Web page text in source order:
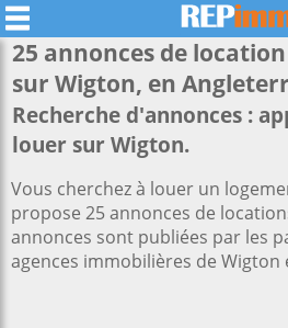
25 annonces de
sur Wigton, en
Recherche d'annonces :
louer sur Wigton.
Vous cherchez à louer un
propose 25 annonces de
annonces sont publiées par les
agences immobilières de Wigton